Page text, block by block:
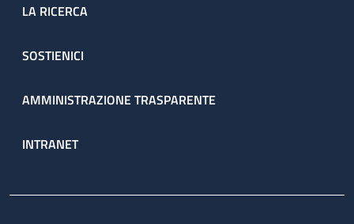
LA RICERCA
SOSTIENICI
AMMINISTRAZIONE TRASPARENTE
INTRANET